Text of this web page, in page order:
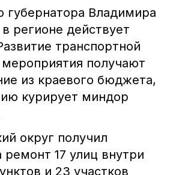
губернатора Владимира
регионе действует
транспортной
получают
из краевого бюджета,
курирует миндор
округ получил
17 улиц внутри
и 23 участков